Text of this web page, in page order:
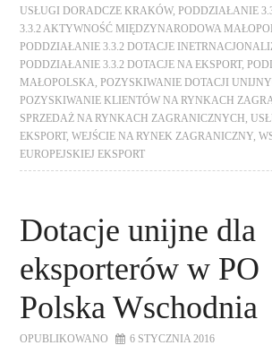
USŁUGI DORADCZE KRAKÓW, PODDZIAŁANIE
3.3.2 AKTYWNOŚĆ MIĘDZYNARODOWA
PODDZIAŁANIE 3.3.2 DOTACJE
PODDZIAŁANIE 3.3.2 DOTACJE NA EKSPORT,
MAŁOPOLSKA
POZYSKIWANIE DOTACJI
POZYSKIWANIE KLIENTÓW NA RYNKACH
SPRZEDAŻ NA RYNKACH ZAGRANICZNYCH
EKSPORT, WEJŚCIE NA RYNEK ZAGRANICZNY
EUROPEJSKIEJ EKSPORT
Dotacje unijne dla
eksporterów w PO
Polska Wschodnia
OPUBLIKOWANO 6 STYCZNIA 2016